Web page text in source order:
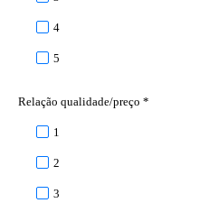
4
5
Relação qualidade/preço *
1
2
3